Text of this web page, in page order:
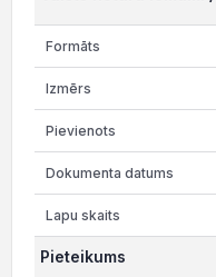
Pieteikums